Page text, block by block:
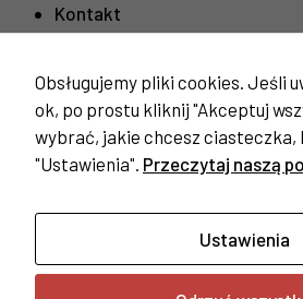
Kontakt
Ważne linki
Procedura odwiedzin
Obsługujemy pliki cookies. Jeśli
ok, po prostu kliknij "Akceptuj
wybrać, jakie chcesz ciasteczka,
"Ustawienia". Przeczytaj naszą
Ustawienia
Te